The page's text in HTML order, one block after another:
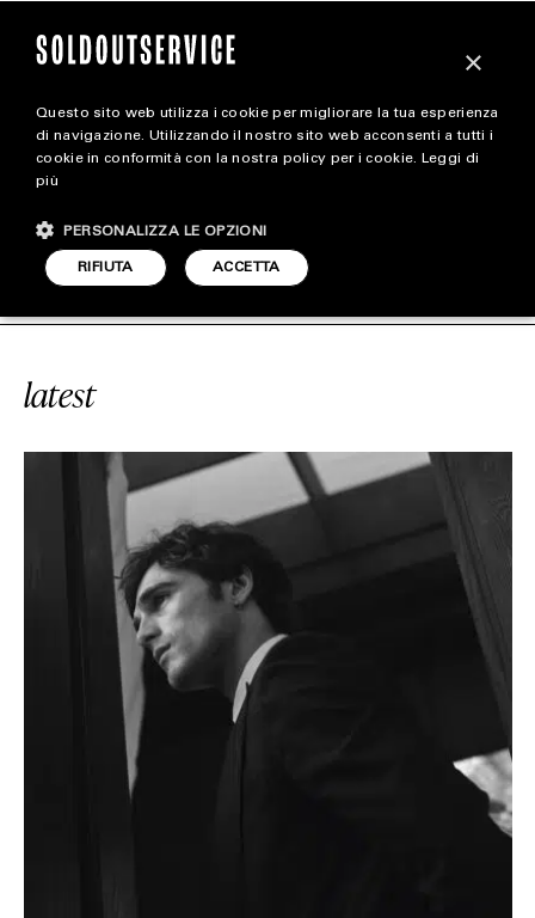
magazine
STYLE
FOOTWEAR
#PERFUME SOLDOUTSERVICE
latest
×
Questo sito web utilizza i cookie per migliorare la tua esperienza
di navigazione. Utilizzando il nostro sito web acconsenti a tutti i
cookie in conformità con la nostra policy per i cookie. Leggi di
più
ACCETTA
RIFIUTA
PERSONALIZZA LE OPZIONI